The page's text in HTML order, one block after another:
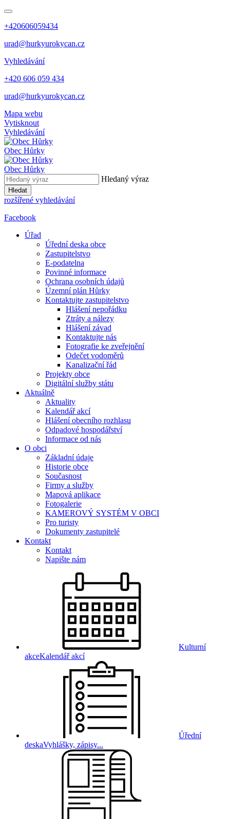
+420606059434
urad@hurkyurokycan.cz
Vyhledávání
+420 606 059 434
urad@hurkyurokycan.cz
Mapa webu
Vytisknout
Vyhledávání
Obec Hůrky
Obec Hůrky
Hledaný výraz
Hledat
rozšířené vyhledávání
Facebook
Úřad
Úřední deska obce
Zastupitelstvo
E-podatelna
Povinné informace
Ochrana osobních údajů
Územní plán Hůrky
Kontaktujte zastupitelstvo
Hlášení nepořádku
Ztráty a nálezy
Hlášení závad
Kontaktujte nás
Fotografie ke zveřejnění
Odečet vodoměrů
Kanalizační řád
Projekty obce
Digitální služby státu
Aktuálně
Aktuality
Kalendář akcí
Hlášení obecního rozhlasu
Odpadové hospodářství
Informace od nás
O obci
Základní údaje
Historie obce
Současnost
Firmy a služby
Mapová aplikace
Fotogalerie
KAMEROVÝ SYSTÉM V OBCI
Pro turisty
Dokumenty zastupitelé
Kontakt
Kontakt
Napište nám
Kulturní
akceKalendář akcí
Úřední
deskaVyhlášky, zápisy...